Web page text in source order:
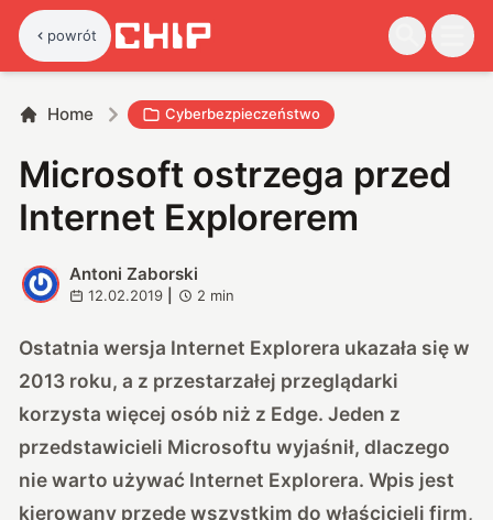
powrót
Home Cyberbezpieczeństwo
Microsoft ostrzega przed
Internet Explorerem
A
Antoni Zaborski
12.02.2019 2 min
Ostatnia wersja Internet Explorera ukazała się w
2013 roku, a z przestarzałej przeglądarki
korzysta więcej osób niż z Edge. Jeden z
przedstawicieli Microsoftuwyjaśnił, dlaczego
nie warto używać Internet Explorera. Wpis jest
kierowany przede wszystkim do właścicieli firm,